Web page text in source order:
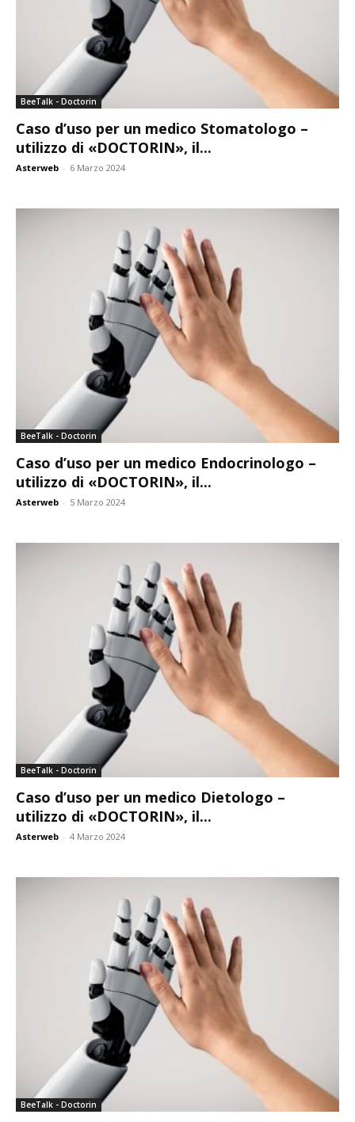
BeeTalk - Doctorin
Caso d’uso per un medico Stomatologo –
utilizzo di «DOCTORIN», il...
Asterweb - 6 Marzo 2024
BeeTalk - Doctorin
Caso d’uso per un medico Endocrinologo –
utilizzo di «DOCTORIN», il...
Asterweb - 5 Marzo 2024
BeeTalk - Doctorin
Caso d’uso per un medico Dietologo –
utilizzo di «DOCTORIN», il...
Asterweb - 4 Marzo 2024
BeeTalk - Doctorin